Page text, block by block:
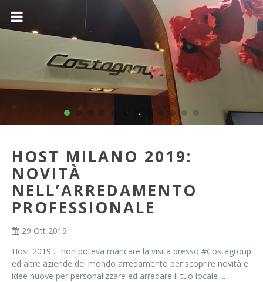
HOST MILANO 2019:
NOVITÀ
NELL’ARREDAMENTO
PROFESSIONALE
29 Ott 2019
Host 2019 ... non poteva mancare la visita presso #Costagroup
ed altre aziende del mondo arredamento per scoprire novità e
idee nuove per personalizzare ed arredare il tuo locale ...